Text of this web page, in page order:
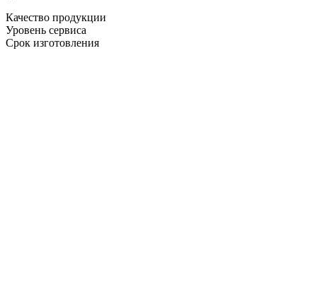
Качество продукции
Уровень сервиса
Срок изготовления